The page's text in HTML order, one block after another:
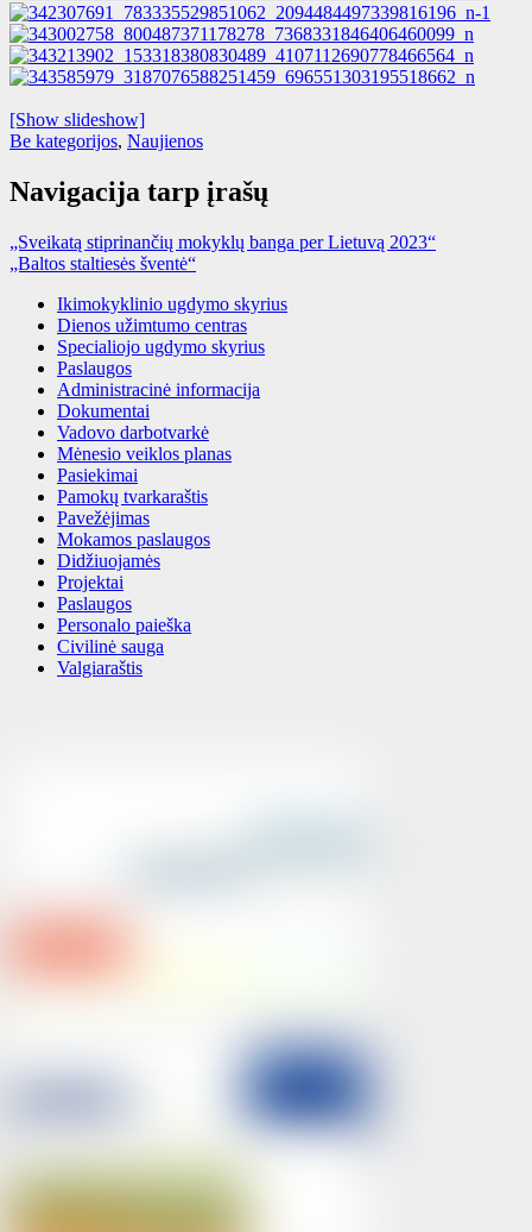
[Show slideshow]
Be kategorijos, Naujienos
Navigacija tarp įrašų
„Sveikatą stiprinančių mokyklų banga per Lietuvą 2023“
„Baltos staltiesės šventė“
Ikimokyklinio ugdymo skyrius
Dienos užimtumo centras
Specialiojo ugdymo skyrius
Paslaugos
Administracinė informacija
Dokumentai
Vadovo darbotvarkė
Mėnesio veiklos planas
Pasiekimai
Pamokų tvarkaraštis
Pavežėjimas
Mokamos paslaugos
Didžiuojamės
Projektai
Paslaugos
Personalo paieška
Civilinė sauga
Valgiaraštis